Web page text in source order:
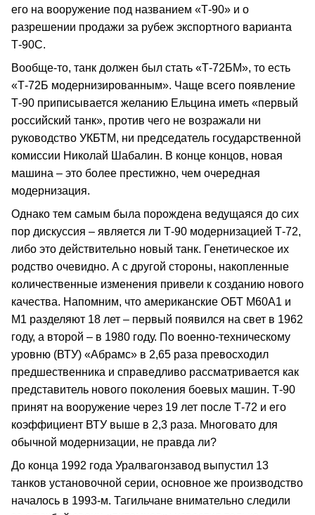
его на вооружение под названием «Т-90» и о
разрешении продажи за рубеж экспортного варианта
Т-90С.
Вообще-то, танк должен был стать «Т-72БМ», то есть
«Т-72Б модернизированным». Чаще всего появление
Т-90 приписывается желанию Ельцина иметь «первый
российский танк», против чего не возражали ни
руководство УКБТМ, ни председатель государственной
комиссии Николай Шабалин. В конце концов, новая
машина – это более престижно, чем очередная
модернизация.
Однако тем самым была порождена ведущаяся до сих
пор дискуссия – является ли Т-90 модернизацией Т-72,
либо это действительно новый танк. Генетическое их
родство очевидно. А с другой стороны, накопленные
количественные изменения привели к созданию нового
качества. Напомним, что американские ОБТ М60А1 и
М1 разделяют 18 лет – первый появился на свет в 1962
году, а второй – в 1980 году. По военно-техническому
уровню (ВТУ) «Абрамс» в 2,65 раза превосходил
предшественника и справедливо рассматривается как
представитель нового поколения боевых машин. Т-90
принят на вооружение через 19 лет после Т-72 и его
коэффициент ВТУ выше в 2,3 раза. Многовато для
обычной модернизации, не правда ли?
До конца 1992 года Уралвагонзавод выпустил 13
танков установочной серии, основное же производство
началось в 1993-м. Тагильчане внимательно следили